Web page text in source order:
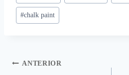
#chalk paint
Navegación
ANTERIOR